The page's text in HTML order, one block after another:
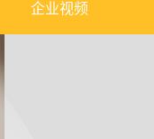
企业视频